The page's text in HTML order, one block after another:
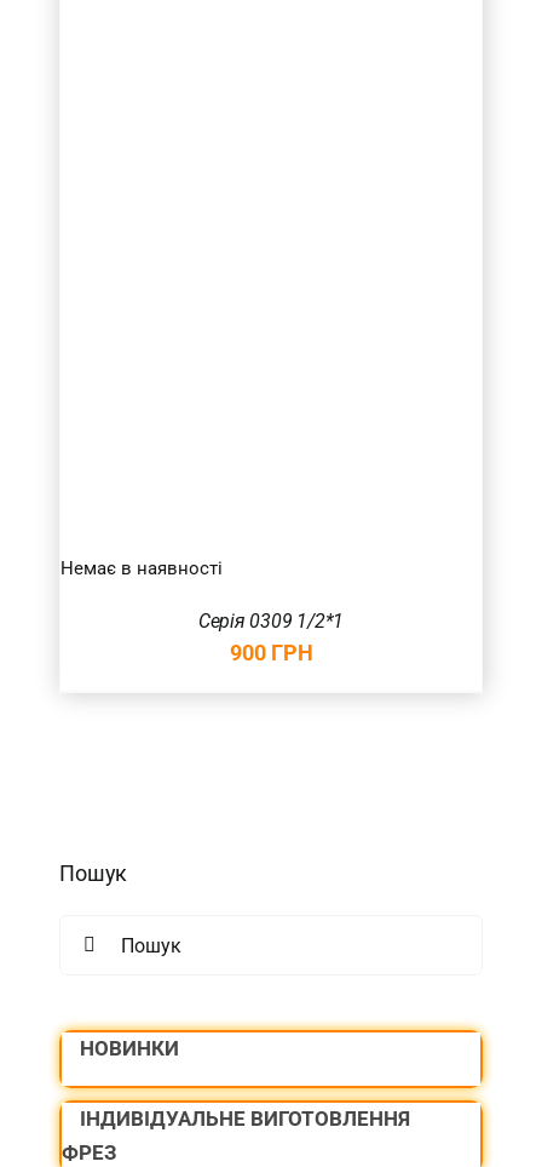
Немає в наявності
Серія 0309 1/2*1
900 ГРН
Пошук
НОВИНКИ
ІНДИВІДУАЛЬНЕ ВИГОТОВЛЕННЯ
ФРЕЗ